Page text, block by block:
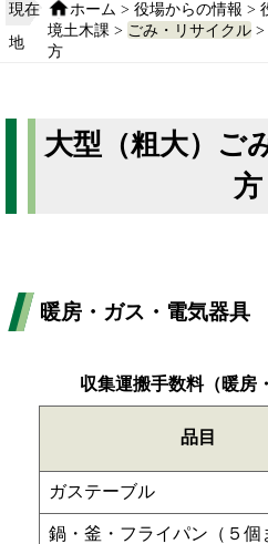
現在
地
ホーム > 役場からの情報 >
境土木課 > ごみ・リサイクル>
方
大型（粗大）ご
方
暖房・ガス・電気器具
収集運搬手数料（暖房
品目
ガステーブル
鍋・釜・フライパン（５